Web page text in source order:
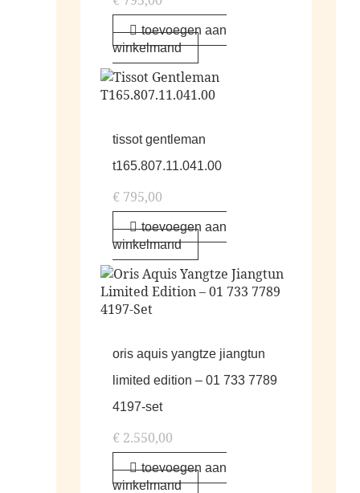
toevoegen aan
winkelmand
tissot gentleman
t165.807.11.041.00
€ 795,00
toevoegen aan
winkelmand
oris aquis yangtze jiangtun
limited edition – 01 733 7789
4197-set
€ 2.550,00
toevoegen aan
winkelmand